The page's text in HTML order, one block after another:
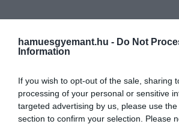
hamuesgyemant.hu - Do Not
Information
If you wish to opt-out of the sale, sharing
processing of your personal or sensitive
targeted advertising by us, please use
section to confirm your selection. Please